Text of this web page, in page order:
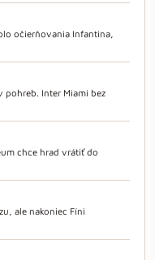
očierňovania Infantina,
pohreb. Inter Miami bez
chce hrad vrátiť do
ale nakoniec Fíni